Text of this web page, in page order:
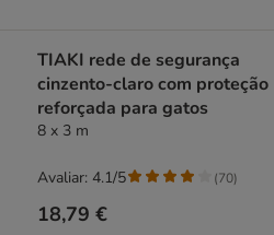
TIAKI rede de segurança
cinzento-claro com proteção
reforçada para gatos
8 x 3 m
18,79 €
Avaliar: 4.1/5 (70)